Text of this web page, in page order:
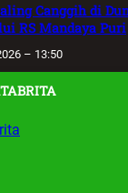
Canggih di
RS Mandaya Puri
– 13:50